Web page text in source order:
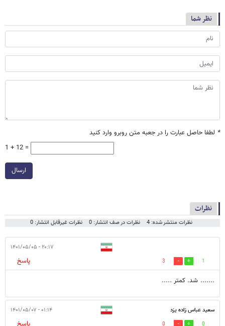
نظر شما
* لطفا حاصل عبارت را در جعبه متن روبرو وارد کنید
1 + 12 =
ارسال
نظرات
نظرات منتشر شده: 4 نظرات در صف انتشار: 0 نظرات غیرقابل انتشار: 0
۲۰:۱۷ - ۱۴۰۱/۰۵/۰۵
1
3
پاسخ
....... شد. کمتر .....
سعید عباس زاده یزد ۰۱:۱۴ - ۱۴۰۱/۰۵/۰۷
0
0